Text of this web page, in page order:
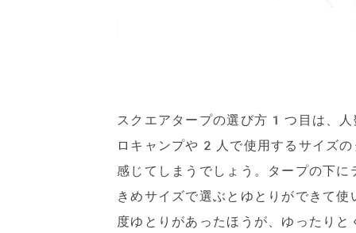
スクエアタープの選び方1つ目は、
ロキャンプや2人で使用するサイズ
感じてしまうでしょう。タープの下
きめサイズで選ぶとゆとりができて
度ゆとりがあったほうが、ゆったり